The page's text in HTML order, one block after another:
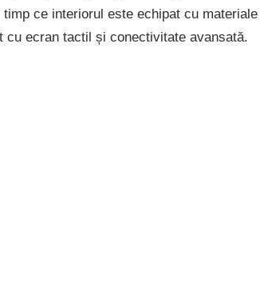
ce interiorul este echipat cu materiale
cu ecran tactil și conectivitate avansată.